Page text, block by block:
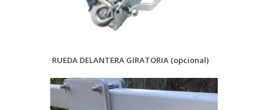
RUEDA DELANTERA GIRATORIA (opcional)